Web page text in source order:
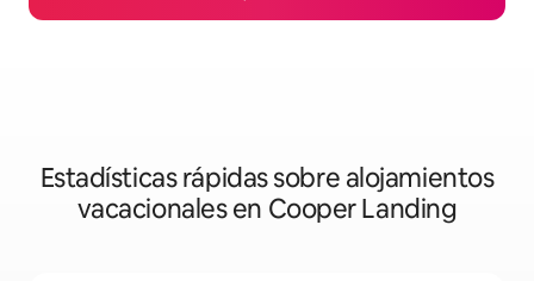
Estadísticas rápidas sobre alojamientos
vacacionales en Cooper Landing